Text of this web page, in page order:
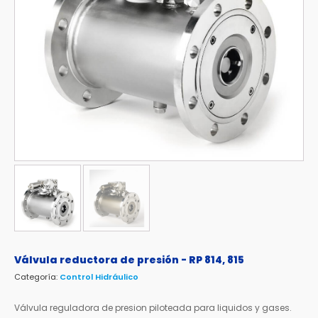
Válvula reductora de presión - RP 814, 815
Categoría: Control Hidráulico
Válvula reguladora de presion piloteada para liquidos y gases.